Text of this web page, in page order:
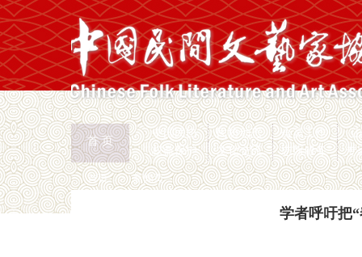
首 页
中国民协 民协动态 会员工作
权益保护
文化交流 志愿服务 专
首页 > 新闻页
学者呼吁把